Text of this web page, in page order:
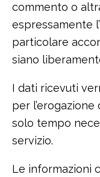
commento o
espressamente
particolare
siano
I dati ricevuti
per
solo tempo
servizio.
Le informazioni